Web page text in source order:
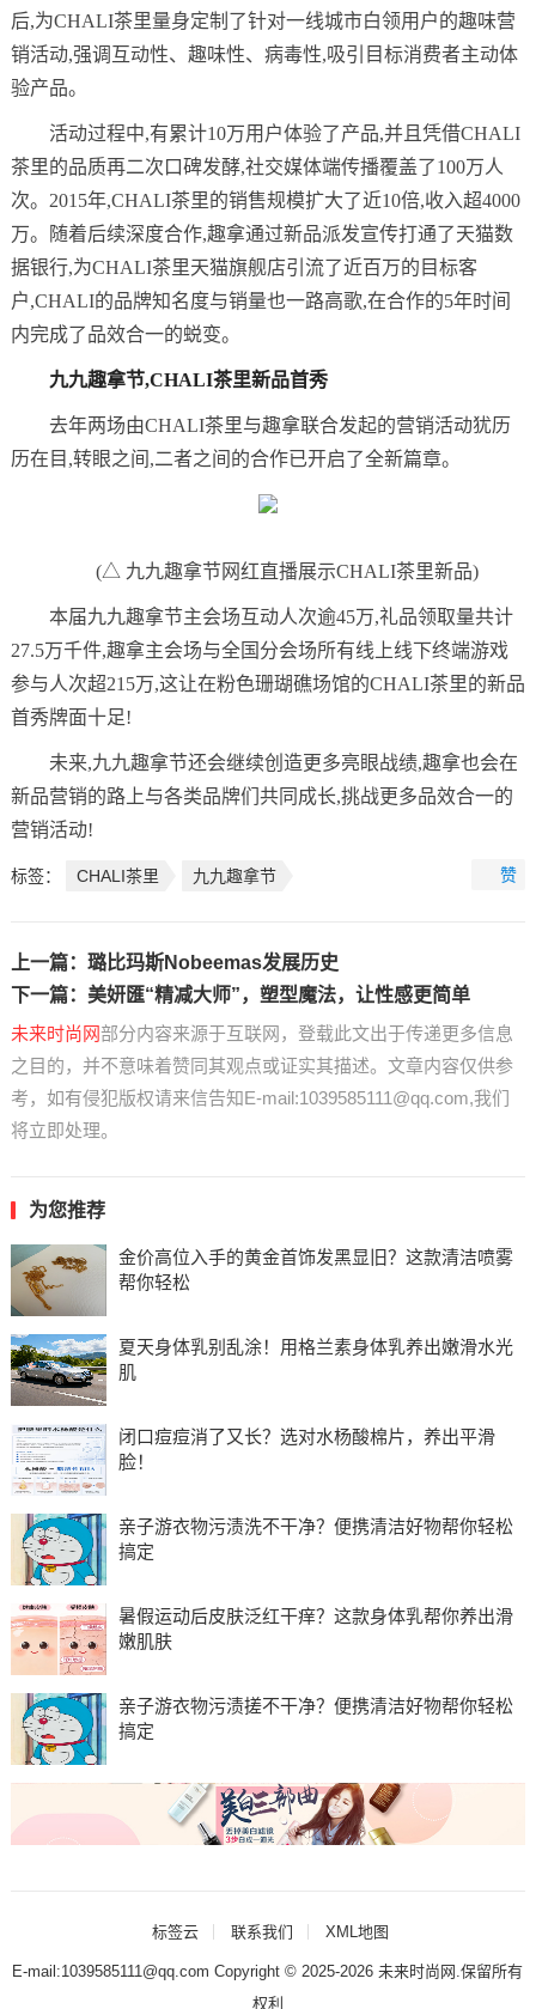
后,为CHALI茶里量身定制了针对一线城市白领用户的趣味营
销活动,强调互动性、趣味性、病毒性,吸引目标消费者主动体
验产品。
活动过程中,有累计10万用户体验了产品,并且凭借CHALI
茶里的品质再二次口碑发酵,社交媒体端传播覆盖了100万人
次。2015年,CHALI茶里的销售规模扩大了近10倍,收入超4000
万。随着后续深度合作,趣拿通过新品派发宣传打通了天猫数
据银行,为CHALI茶里天猫旗舰店引流了近百万的目标客
户,CHALI的品牌知名度与销量也一路高歌,在合作的5年时间
内完成了品效合一的蜕变。
九九趣拿节,CHALI茶里新品首秀
去年两场由CHALI茶里与趣拿联合发起的营销活动犹历
历在目,转眼之间,二者之间的合作已开启了全新篇章。
(△ 九九趣拿节网红直播展示CHALI茶里新品)
本届九九趣拿节主会场互动人次逾45万,礼品领取量共计
27.5万千件,趣拿主会场与全国分会场所有线上线下终端游戏
参与人次超215万,这让在粉色珊瑚礁场馆的CHALI茶里的新品
首秀牌面十足!
未来,九九趣拿节还会继续创造更多亮眼战绩,趣拿也会在
新品营销的路上与各类品牌们共同成长,挑战更多品效合一的
营销活动!
标签： CHALI茶里 九九趣拿节 赞
上一篇： 璐比玛斯Nobeemas发展历史
下一篇： 美妍匯“精减大师”，塑型魔法，让性感更简单
未来时尚网部分内容来源于互联网，登载此文出于传递更多信息
之目的，并不意味着赞同其观点或证实其描述。文章内容仅供参
考，如有侵犯版权请来信告知E-mail:1039585111@qq.com,我们
将立即处理。
为您推荐
金价高位入手的黄金首饰发黑显旧？这款清洁喷雾
帮你轻松
夏天身体乳别乱涂！用格兰素身体乳养出嫩滑水光
肌
闭口痘痘消了又长？选对水杨酸棉片，养出平滑
脸！
亲子游衣物污渍洗不干净？便携清洁好物帮你轻松
搞定
暑假运动后皮肤泛红干痒？这款身体乳帮你养出滑
嫩肌肤
亲子游衣物污渍搓不干净？便携清洁好物帮你轻松
搞定
标签云 联系我们 XML地图
E-mail:1039585111@qq.com Copyright © 2025-2026未来时尚网 .保留所有
权利